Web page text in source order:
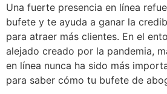
Una fuerte presencia en línea
bufete y te ayuda a ganar la
para atraer más clientes. En el
alejado creado por la pandemia,
en línea nunca ha sido más
para saber cómo tu bufete de